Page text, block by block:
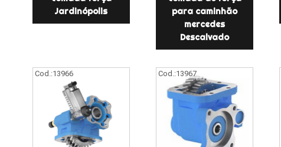
Jardinópolis
para caminhão
mercedes
Descalvado
Cod.:13966 Cod.:13967